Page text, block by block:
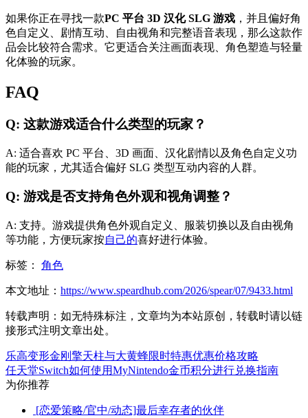
如果你正在寻找一款PC 平台 3D 汉化 SLG 游戏 ，并且偏好角
色自定义、剧情互动、自由视角和完整语音表现，那么这款作
品会比较符合需求。它更适合关注画面表现、角色塑造与轻量
化体验的玩家。
FAQ
Q: 这款游戏适合什么类型的玩家？
A: 适合喜欢 PC 平台、3D 画面、汉化剧情以及角色自定义功
能的玩家，尤其适合偏好 SLG 类型互动内容的人群。
Q: 游戏是否支持角色外观和视角调整？
A: 支持。游戏提供角色外观自定义、服装切换以及自由视角
等功能，方便玩家按自己的喜好进行体验。
标签： 角色
本文地址： https://www.speardhub.com/2026/spear/07/9433.html
转载声明： 如无特殊标注，文章均为本站原创，转载时请以链
接形式注明文章出处。
乐高变形金刚擎天柱与大黄蜂限时特惠优惠价格攻略
任天堂Switch如何使用MyNintendo金币积分进行兑换指南
为你推荐
[恋爱策略/官中/动态]最后幸存者的伙伴